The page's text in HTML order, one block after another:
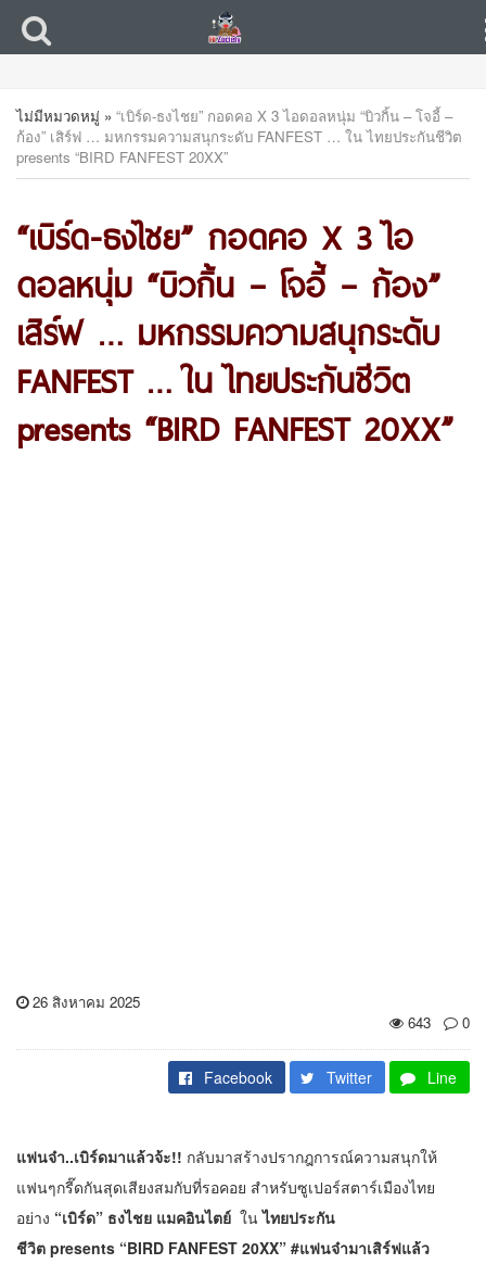
ไม่มีหมวดหมู่ » “เบิร์ด-ธงไชย” กอดคอ X 3 ไอดอลหนุ่ม “บิวกิ้น – โจอี้ –
ก้อง” เสิร์ฟ … มหกรรมความสนุกระดับ FANFEST … ใน ไทยประกันชีวิต
presents “BIRD FANFEST 20XX”
“เบิร์ด-ธงไชย” กอดคอ X 3 ไอ
ดอลหนุ่ม “บิวกิ้น – โจอี้ – ก้อง”
เสิร์ฟ … มหกรรมความสนุกระดับ
FANFEST … ใน ไทยประกันชีวิต
presents “BIRD FANFEST 20XX”
26 สิงหาคม 2025
643
0
Facebook Twitter Line
แฟนจ๋า..เบิร์ดมาแล้วจ้ะ!! กลับมาสร้างปรากฎการณ์ความสนุกให้
แฟนๆกรี๊ดกันสุดเสียงสมกับที่รอคอย สำหรับซูเปอร์สตาร์เมืองไทย
อย่าง “เบิร์ด” ธงไชย แมคอินไตย์ ในไทยประกัน
ชีวิต presents “BIRD FANFEST 20XX” #แฟนจ๋ามาเสิร์ฟแล้ว